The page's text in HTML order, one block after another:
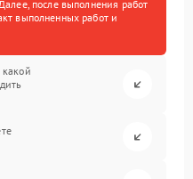
после выполнения работ
выполненных работ и